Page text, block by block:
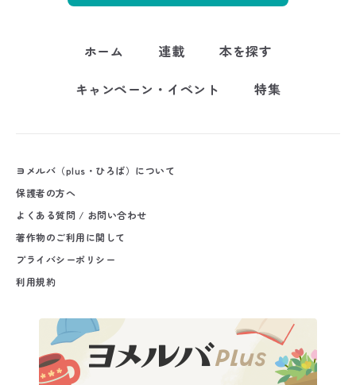
ホーム 連載
本を探す
キャンペーン・イベント
特集
ヨメルバ（plus・ひろば）について
保護者の方へ
よくある質問 / お問い合わせ
著作物のご利用に関して
プライバシーポリシー
利用規約